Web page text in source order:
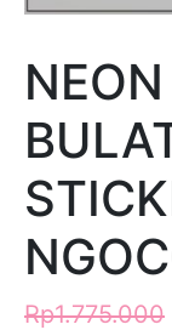
Rp1.775.000